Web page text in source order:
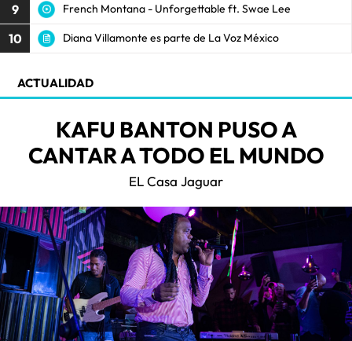
9 French Montana - Unforgettable ft. Swae Lee
10 Diana Villamonte es parte de La Voz México
ACTUALIDAD
KAFU BANTON PUSO A
CANTAR A TODO EL MUNDO
EL Casa Jaguar